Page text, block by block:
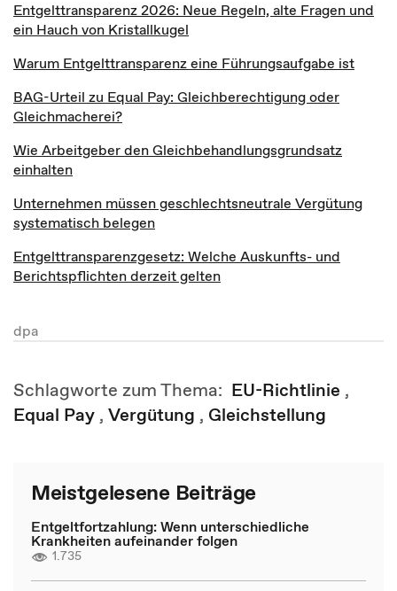
Entgelttransparenz 2026: Neue Regeln, alte Fragen und
ein Hauch von Kristallkugel
Warum Entgelttransparenz eine Führungsaufgabe ist
BAG-Urteil zu Equal Pay: Gleichberechtigung oder
Gleichmacherei?
Wie Arbeitgeber den Gleichbehandlungsgrundsatz
einhalten
Unternehmen müssen geschlechtsneutrale Vergütung
systematisch belegen
Entgelttransparenzgesetz: Welche Auskunfts- und
Berichtspflichten derzeit gelten
dpa
Schlagworte zum Thema: EU-Richtlinie ,
Equal Pay , Vergütung , Gleichstellung
Meistgelesene Beiträge
Entgeltfortzahlung: Wenn unterschiedliche
Krankheiten aufeinander folgen
1.735